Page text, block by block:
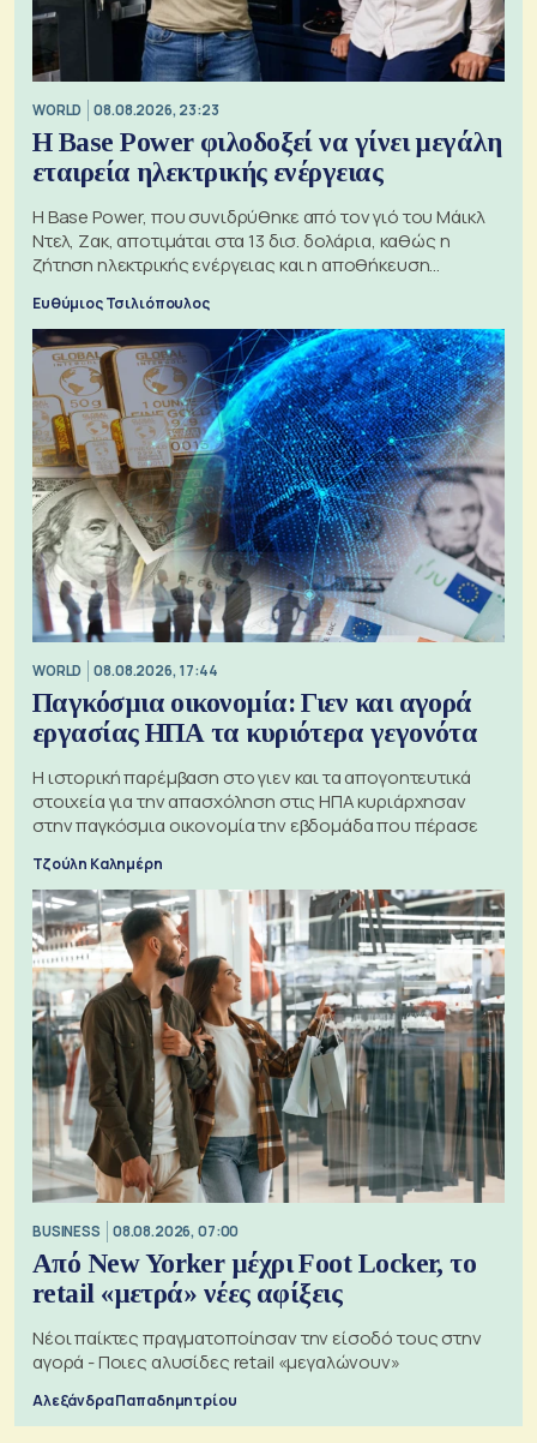
WORLD 08.08.2026, 23:23
Η Base Power φιλοδοξεί να γίνει μεγάλη
εταιρεία ηλεκτρικής ενέργειας
Η Base Power, που συνιδρύθηκε από τον γιό του Μάικλ
Ντελ, Ζακ, αποτιμάται στα 13 δισ. δολάρια, καθώς η
ζήτηση ηλεκτρικής ενέργειας και η αποθήκευση
Ευθύμιος Τσιλιόπουλος
WORLD 08.08.2026, 17:44
Παγκόσμια οικονομία: Γιεν και αγορά
εργασίας ΗΠΑ τα κυριότερα γεγονότα
Η ιστορική παρέμβαση στο γιεν και τα απογοητευτικά
στοιχεία για την απασχόληση στις ΗΠΑ κυριάρχησαν
στην παγκόσμια οικονομία την εβδομάδα που πέρασε
Τζούλη Καλημέρη
BUSINESS 08.08.2026, 07:00
Από New Yorker μέχρι Foot Locker, το
retail «μετρά» νέες αφίξεις
Νέοι παίκτες πραγματοποίησαν την είσοδό τους στην
αγορά - Ποιες αλυσίδες retail «μεγαλώνουν»
Αλεξάνδρα Παπαδημητρίου